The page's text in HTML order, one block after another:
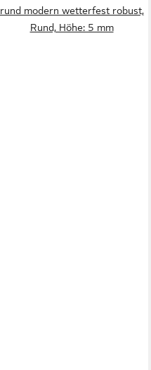
rund modern wetterfest robust,
Rund, Höhe: 5 mm